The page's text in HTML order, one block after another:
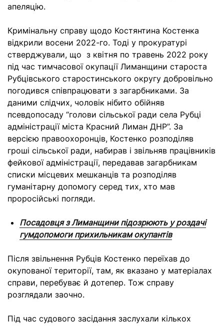
апеляцію.
Кримінальну справу щодо Костянтина Костенка
відкрили восени 2022-го. Тоді у прокуратурі
стверджували, що з квітня по травень 2022 року
під час тимчасової окупації Лиманщини староста
Рубцівського старостинського округу добровільно
погодився співпрацювати з загарбниками. За
даними слідчих, чоловік нібито обійняв
псевдопосаду “голови сільської ради села Рубці
адміністрації міста Красний Лиман ДНР”. За
версією правоохоронців, Костенко розподіляв
гроші сільської ради, набирав і звільняв працівників
фейкової адміністрації, передавав загарбникам
списки місцевих мешканців та розподіляв
гуманітарну допомогу серед тих, хто мав
проросійські погляди.
Посадовця з Лиманщини підозрюють у роздачі
гумдопомоги прихильникам окупантів
Після звільнення Рубців Костенко переїхав до
окупованої території, там, як вказано у матеріалах
справи, перебуває й дотепер. Тож справу
розглядали заочно.
Під час судового засідання заслухали кількох